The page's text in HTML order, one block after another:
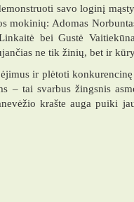
savo loginį
mokinių: Adomas
bei Gustė
ne tik žinių, bet ir
ir plėtoti
– tai svarbus žingsnis
krašte auga puiki